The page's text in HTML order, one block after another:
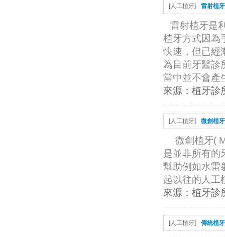
[人工植牙] 雷射植牙
雷射植牙是
植牙方式因為
快速，但已經
為目前牙醫診
當中並不會產
來源： 植牙診
[人工植牙] 微創植牙
微創植牙(
是並非所有的
幫助例如水雷
起以往的人工
來源： 植牙診
[人工植牙] 傳統植牙